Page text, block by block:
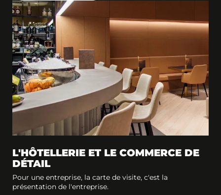
L'HÔTELLERIE ET LE COMMERCE DE
DÉTAIL
Pour une entreprise, la carte de visite, c'est la
présentation de l'entreprise.